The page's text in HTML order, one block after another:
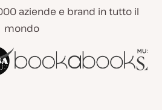
aziende e brand in tutto il
mondo